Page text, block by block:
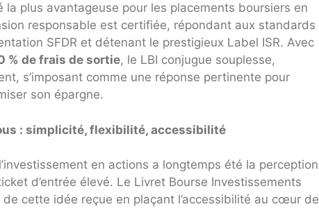
plus avantageuse pour les placements boursiers en
responsable est certifiée, répondant aux standards
SFDR et détenant le prestigieux Label ISR. Avec
% de frais de sortie, le LBI conjugue souplesse,
s’imposant comme une réponse pertinente pour
son épargne.
: simplicité, flexibilité, accessibilité
en actions a longtemps été la perception
d’entrée élevé. Le Livret Bourse Investissements
cette idée reçue en plaçant l’accessibilité au cœur de